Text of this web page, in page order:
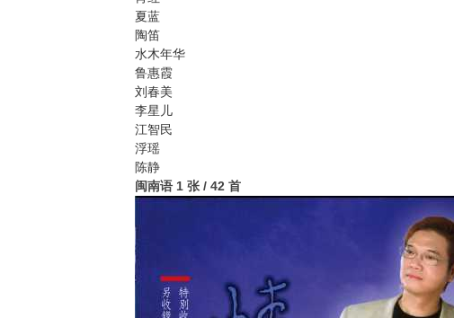
夏蓝
陶笛
水木年华
鲁惠霞
刘春美
李星儿
江智民
浮瑶
陈静
闽南语 1 张 / 42 首